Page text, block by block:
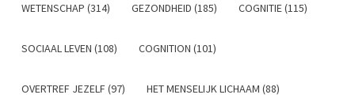
WETENSCHAP (314) GEZONDHEID (185) COGNITIE (115)
SOCIAAL LEVEN (108) COGNITION (101)
OVERTREF JEZELF (97) HET MENSELIJK LICHAAM (88)